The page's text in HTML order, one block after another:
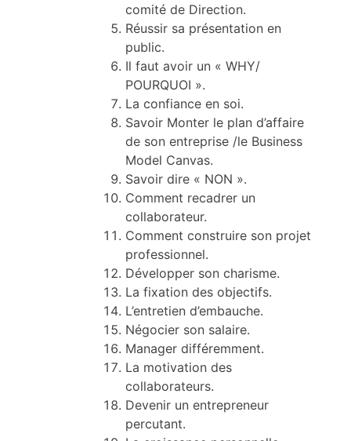
comité de Direction.
Réussir sa présentation en
public.
Il faut avoir un « WHY/
POURQUOI ».
La confiance en soi.
Savoir Monter le plan d’affaire
de son entreprise /le Business
Model Canvas.
Savoir dire « NON ».
Comment recadrer un
collaborateur.
Comment construire son projet
professionnel.
Développer son charisme.
La fixation des objectifs.
L’entretien d’embauche.
Négocier son salaire.
Manager différemment.
La motivation des
collaborateurs.
Devenir un entrepreneur
percutant.